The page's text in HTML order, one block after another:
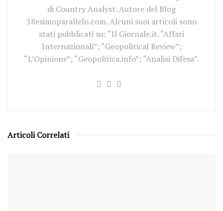
di Country Analyst. Autore del Blog
38esimoparallelo.com. Alcuni suoi articoli sono
stati pubblicati su: “Il Giornale.it. “Affari
Internazionali”; “Geopolitical Review”;
“L’Opinione”; “Geopolitica.info”; “Analisi Difesa”.
Articoli Correlati